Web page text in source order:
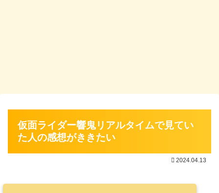
仮面ライダー響鬼リアルタイムで見てい
た人の感想がききたい
2024.04.13